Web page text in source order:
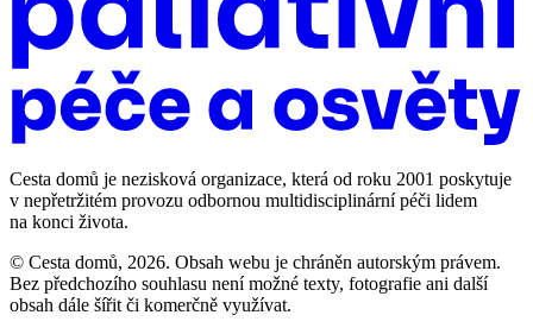
Cesta domů je nezisková organizace, která od roku 2001 poskytuje
v nepřetržitém provozu odbornou multidisciplinární péči lidem
na konci života.
© Cesta domů, 2026. Obsah webu je chráněn autorským právem.
Bez předchozího souhlasu není možné texty, fotografie ani další
obsah dále šířit či komerčně využívat.